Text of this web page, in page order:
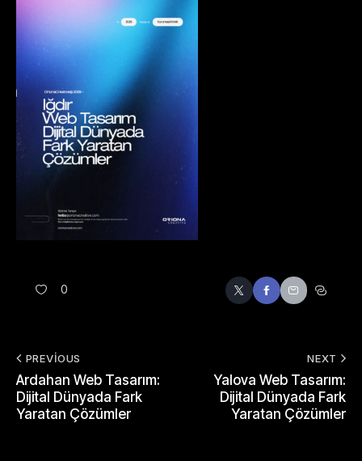
0
PREVIOUS
Ardahan Web Tasarım:
Dijital Dünyada Fark
Yaratan Çözümler
NEXT
Yalova Web Tasarım:
Dijital Dünyada Fark
Yaratan Çözümler